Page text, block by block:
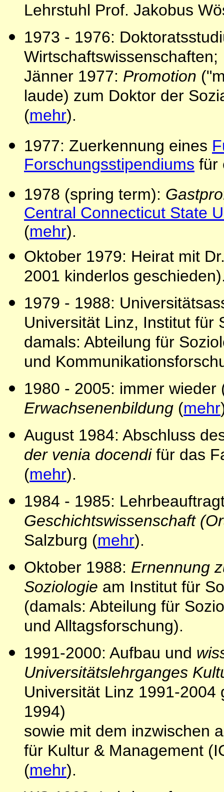
Lehrstuhl Prof. Jakobus
1973 - 1976:
Wirtschaftswissenschaften;
Jänner 1977: Promotion
laude) zum Doktor der
(mehr).
1977: Zuerkennung eines
Forschungsstipendiums für
1978 (spring term):
Central Connecticut State
(mehr).
Oktober 1979: Heirat mit
2001 kinderlos
1979 - 1988:
Universität Linz, Institut für
damals: Abteilung für
und
1980 - 2005: immer
Erwachsenenbildung (mehr
August 1984: Abschluss
der venia docendifür das
(mehr).
1984 - 1985:
Geschichtswissenschaft
Salzburg (mehr).
Oktober 1988: Ernennung
Soziologie am Institut für
(damals: Abteilung für
und Alltagsforschung).
1991-2000: Aufbau und
Universitätslehrganges
Universität Linz 1991-
1994)
sowie mit dem inzwischen
für Kultur & Management
(mehr).